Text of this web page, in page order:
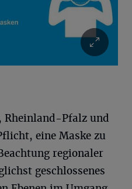
Rheinland-Pfalz und
eine Maske zu
regionaler
geschlossenes